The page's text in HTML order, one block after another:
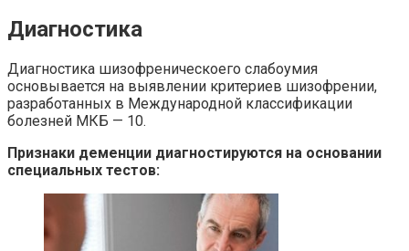
Диагностика
Диагностика шизофреническоего слабоумия
основывается на выявлении критериев шизофрении,
разработанных в Международной классификации
болезней МКБ — 10.
Признаки деменции диагностируются на основании
специальных тестов: